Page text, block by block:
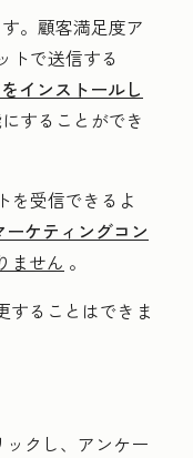
。顧客満足度ア
トで送信する
インストールし
することができ
を受信できるよ
ケティングコン
ません 。
することはできま
ックし、アンケー